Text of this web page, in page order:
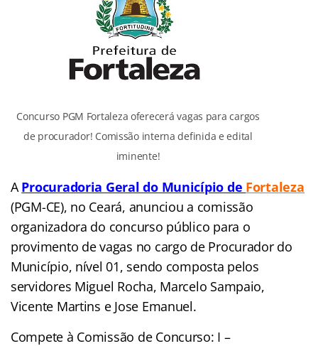
Concurso PGM Fortaleza oferecerá vagas para cargos
de procurador! Comissão interna definida e edital
iminente!
A Procuradoria Geral do Município de Fortaleza
(PGM-CE), no Ceará, anunciou a comissão
organizadora do concurso público para o
provimento de vagas no cargo de Procurador do
Município, nível 01, sendo composta pelos
servidores Miguel Rocha, Marcelo Sampaio,
Vicente Martins e Jose Emanuel.
Compete à Comissão de Concurso: I –